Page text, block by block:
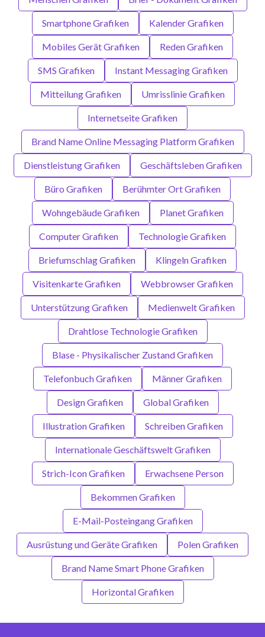
Smartphone Grafiken Kalender Grafiken
Mobiles Gerät Grafiken Reden Grafiken
SMS Grafiken Instant Messaging Grafiken
Mitteilung Grafiken Umrisslinie Grafiken
Internetseite Grafiken
Brand Name Online Messaging Platform Grafiken
Dienstleistung Grafiken Geschäftsleben Grafiken
Büro Grafiken Berühmter Ort Grafiken
Wohngebäude Grafiken Planet Grafiken
Computer Grafiken Technologie Grafiken
Briefumschlag Grafiken Klingeln Grafiken
Visitenkarte Grafiken Webbrowser Grafiken
Unterstützung Grafiken Medienwelt Grafiken
Drahtlose Technologie Grafiken
Blase - Physikalischer Zustand Grafiken
Telefonbuch Grafiken Männer Grafiken
Design Grafiken Global Grafiken
Illustration Grafiken Schreiben Grafiken
Internationale Geschäftswelt Grafiken
Strich-Icon Grafiken Erwachsene Person
Bekommen Grafiken
E-Mail-Posteingang Grafiken
Ausrüstung und Geräte Grafiken Polen Grafiken
Brand Name Smart Phone Grafiken
Horizontal Grafiken